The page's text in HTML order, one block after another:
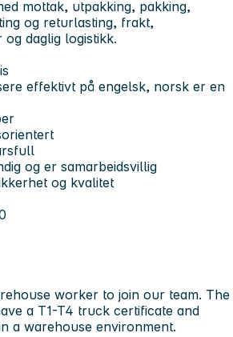
mottak, utpakking, pakking,
og returlasting, frakt,
daglig logistikk.
effektivt på engelsk, norsk er en
og er samarbeidsvillig
og kvalitet
worker to join our team. The
a T1-T4 truck certificate and
a warehouse environment.